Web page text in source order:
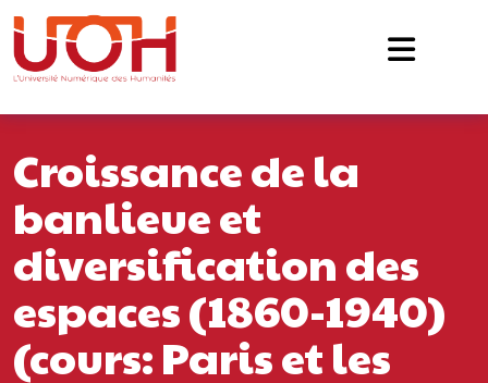
Passer au contenu
Navigation principale
Croissance de la
banlieue et
diversification des
espaces (1860-1940)
(cours: Paris et les